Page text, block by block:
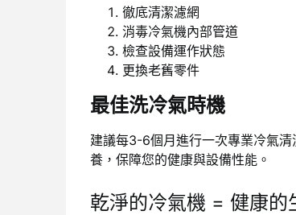
徹底清潔濾網
消毒冷氣機內部管道
檢查設備運作狀態
更換老舊零件
最佳洗冷氣時機
建議每3-6個月進行一次專業冷氣
養，保障您的健康與設備性能。
乾淨的冷氣機 = 健康的